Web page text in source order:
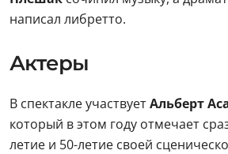
написал либретто.
Актеры
В спектакле участвуетАльберт
который в этом году отмечает
летие и 50-летие своей